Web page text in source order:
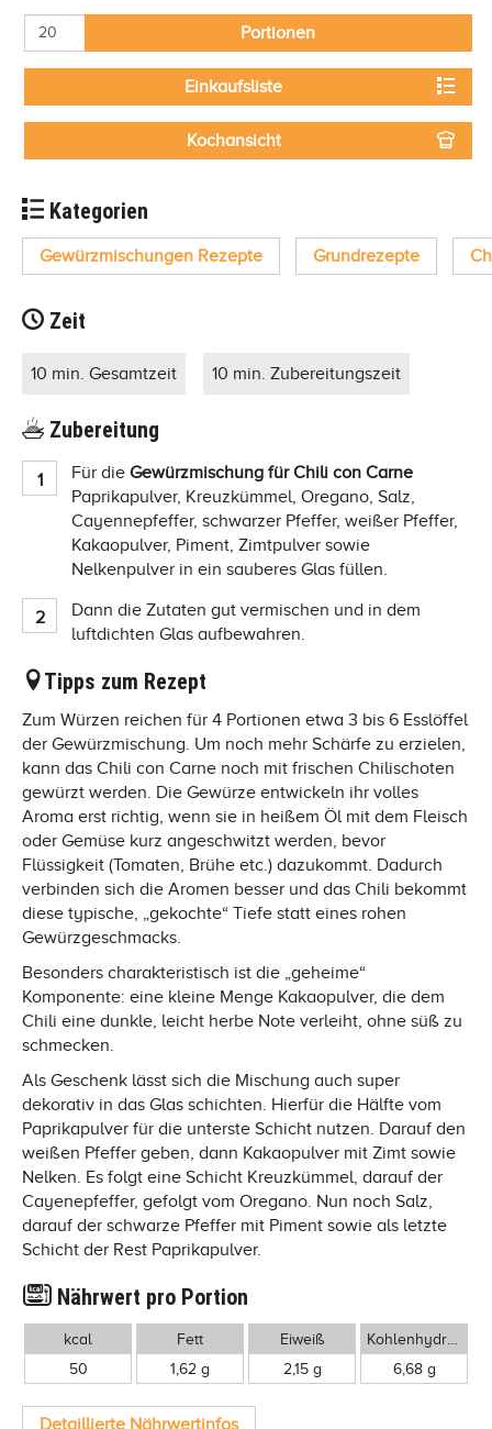
Portionen
Einkaufsliste
Kochansicht
Kategorien
Gewürzmischungen Rezepte Grundrezepte
Zeit
10 min. Gesamtzeit 10 min. Zubereitungszeit
Zubereitung
Für die Gewürzmischung für Chili con Carne
Paprikapulver, Kreuzkümmel, Oregano, Salz,
Cayennepfeffer, schwarzer Pfeffer, weißer Pfeffer,
Kakaopulver, Piment, Zimtpulver sowie
Nelkenpulver in ein sauberes Glas füllen.
Dann die Zutaten gut vermischen und in dem
luftdichten Glas aufbewahren.
Tipps zum Rezept
Zum Würzen reichen für 4 Portionen etwa 3 bis 6 Esslöffel
der Gewürzmischung. Um noch mehr Schärfe zu erzielen,
kann das Chili con Carne noch mit frischen Chilischoten
gewürzt werden. Die Gewürze entwickeln ihr volles
Aroma erst richtig, wenn sie in heißem Öl mit dem Fleisch
oder Gemüse kurz angeschwitzt werden, bevor
Flüssigkeit (Tomaten, Brühe etc.) dazukommt. Dadurch
verbinden sich die Aromen besser und das Chili bekommt
diese typische, „gekochte“ Tiefe statt eines rohen
Gewürzgeschmacks.
Besonders charakteristisch ist die „geheime“
Komponente: eine kleine Menge Kakaopulver, die dem
Chili eine dunkle, leicht herbe Note verleiht, ohne süß zu
schmecken.
Als Geschenk lässt sich die Mischung auch super
dekorativ in das Glas schichten. Hierfür die Hälfte vom
Paprikapulver für die unterste Schicht nutzen. Darauf den
weißen Pfeffer geben, dann Kakaopulver mit Zimt sowie
Nelken. Es folgt eine Schicht Kreuzkümmel, darauf der
Cayenepfeffer, gefolgt vom Oregano. Nun noch Salz,
darauf der schwarze Pfeffer mit Piment sowie als letzte
Schicht der Rest Paprikapulver.
Nährwert pro Portion
kcal
50
Fett
1,62 g
Eiweiß
2,15 g
6,68 g
Detaillierte Nährwertinfos